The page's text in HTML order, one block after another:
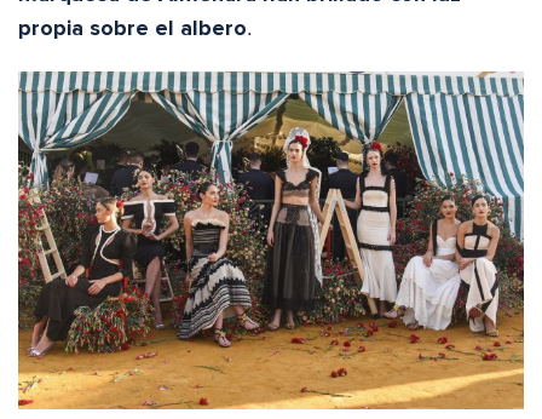
propia sobre el albero.